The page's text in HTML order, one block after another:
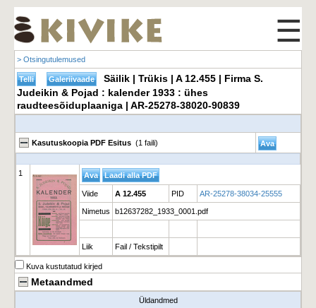
☰
> Otsingutulemused
Säilik | Trükis | A 12.455 | Firma S.
Judeikin & Pojad : kalender 1933 : ühes
raudteesõiduplaaniga | AR-25278-38020-90839
Kasutuskoopia PDF Esitus (1 faili)
1
Viide A 12.455 PID AR-25278-38034-25555
Nimetus b12637282_1933_0001.pdf
Liik Fail / Tekstipilt
Kuva kustutatud kirjed
Metaandmed
Üldandmed